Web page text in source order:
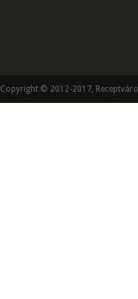
Copyright © 2012-2017,